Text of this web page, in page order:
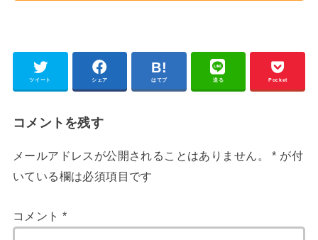
ツイート シェア はてブ 送る Pocket
コメントを残す
メールアドレスが公開されることはありません。 * が付
いている欄は必須項目です
コメント *